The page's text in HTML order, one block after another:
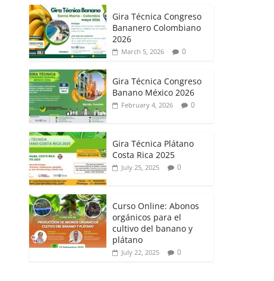
Gira Técnica Congreso
Bananero Colombiano
2026
March 5, 2026 0
Gira Técnica Congreso
Banano México 2026
February 4, 2026 0
Gira Técnica Plátano
Costa Rica 2025
July 25, 2025 0
Curso Online: Abonos
orgánicos para el
cultivo del banano y
plátano
July 22, 2025 0